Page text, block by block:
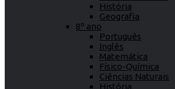
História
Geografia
8º ano
Português
Inglês
Matemática
Físico-Química
Ciências Naturais
História